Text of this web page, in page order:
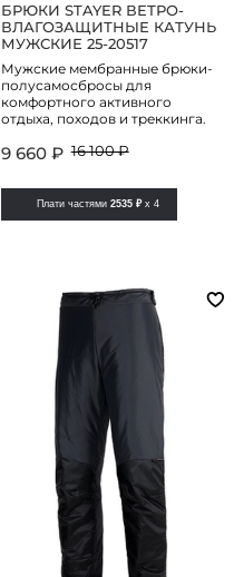
БРЮКИ STAYER ВЕТРО-
ВЛАГОЗАЩИТНЫЕ КАТУНЬ
МУЖСКИЕ 25-20517
Мужские мембранные брюки-
полусамосбросы для
комфортного активного
отдыха, походов и треккинга.
9 660 ₽ 16 100 ₽
Плати частями 2535 ₽ x 4